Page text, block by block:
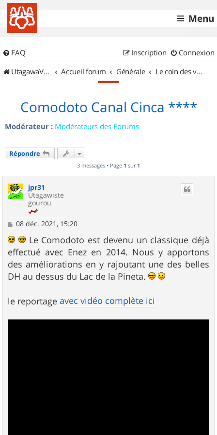
Menu
FAQ Connexion
Inscription
UtagawaVTT (Randos VTT et VTTAE avec traces GPS)
Accueil forum Générale Le coin des vidéastes
Comodoto Canal Cinca ****
Modérateur : Modérateurs des Forums
Répondre
3 messages • Page 1 sur 1
jpr31
Utagawiste
gourou
M
s
s
a
g
e
08 déc. 2021, 15:20
Le Comodoto est devenu un classique déjà
effectué avec Enez en 2014. Nous y apportons
des améliorations en y rajoutant une des belles
DH au dessus du Lac de la Pineta.
le reportage avec vidéo complète ici